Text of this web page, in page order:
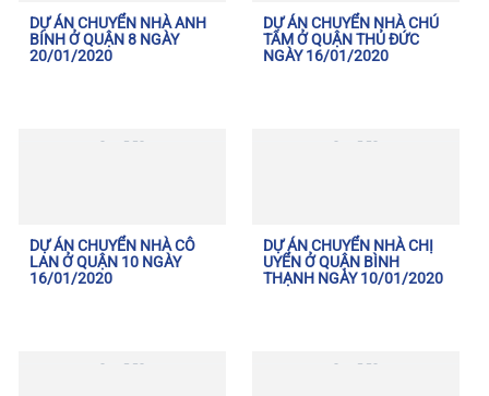
DỰ ÁN CHUYỂN NHÀ ANH
BÍNH Ở QUẬN 8 NGÀY
20/01/2020
DỰ ÁN CHUYỂN NHÀ CHÚ
TÂM Ở QUẬN THỦ ĐỨC
NGÀY 16/01/2020
DỰ ÁN CHUYỂN NHÀ CÔ
LAN Ở QUẬN 10 NGÀY
16/01/2020
DỰ ÁN CHUYỂN NHÀ CHỊ
UYỂN Ở QUẬN BÌNH
THẠNH NGÀY 10/01/2020